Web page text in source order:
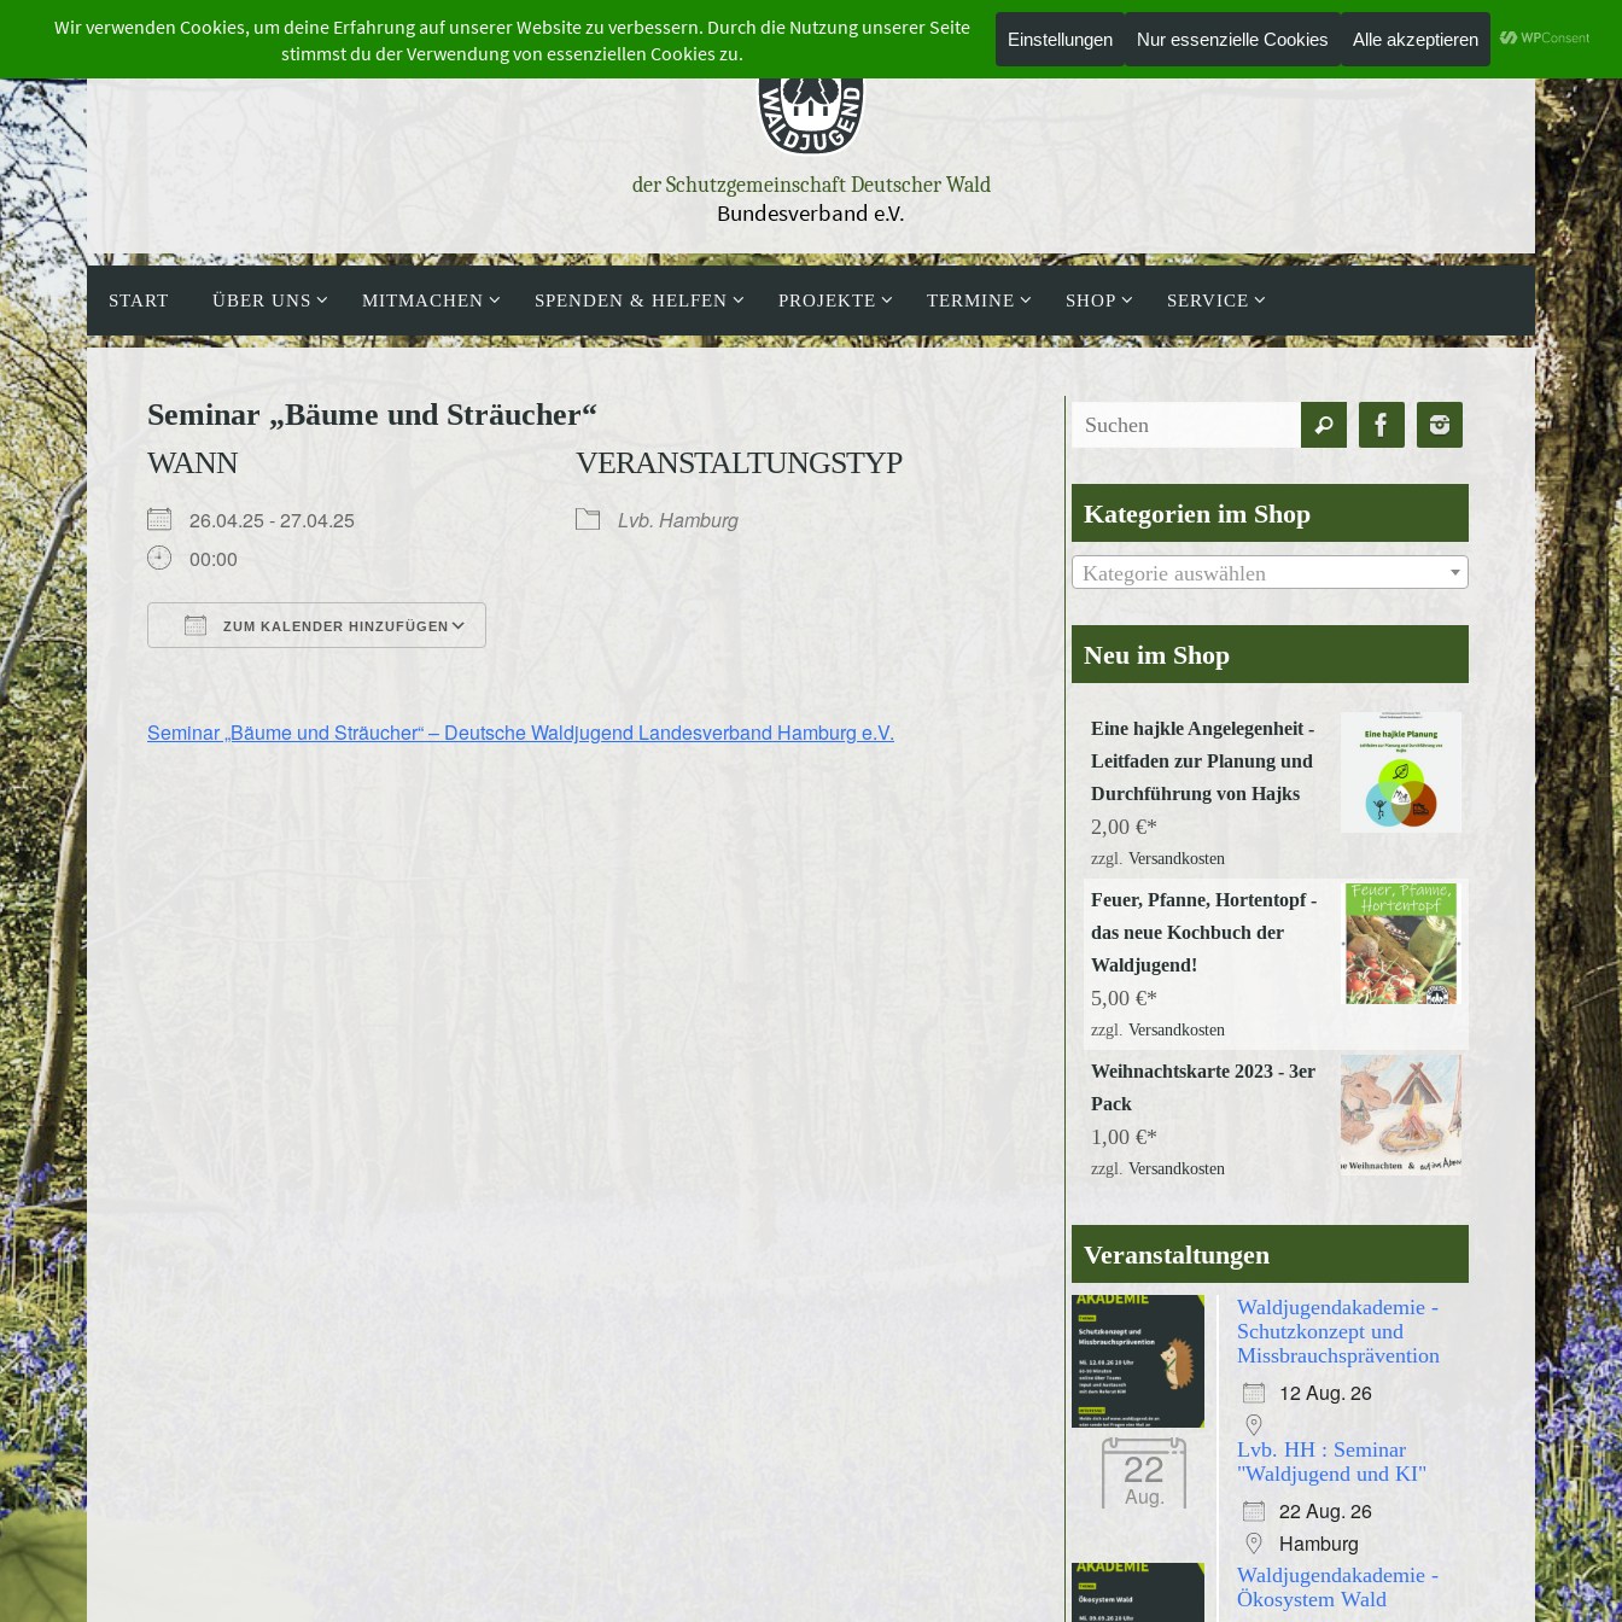
der Schutzgemeinschaft Deutscher Wald
Bundesverband e.V.
Zum
Inhalt
springen
START ÜBER UNS MITMACHEN SPENDEN & HELFEN PROJEKTE TERMINE SHOP SERVICE
Seminar „Bäume und Sträucher“
WANN
26.04.25 - 27.04.25
00:00
ZUM KALENDER HINZUFÜGEN
Office 365 Outlook Live
VERANSTALTUNGSTYP
Lvb. Hamburg
Seminar „Bäume und Sträucher“ – Deutsche Waldjugend Landesverband Hamburg e.V.
Suchen
nach:
Suchen
Kategorien im Shop
Kategorie auswählen
Neu im Shop
Eine hajkle Angelegenheit -
Leitfaden zur Planung und
Durchführung von Hajks
2,00 €
zzgl. Versandkosten
Feuer, Pfanne, Hortentopf -
das neue Kochbuch der
Waldjugend!
5,00 €
zzgl. Versandkosten
Weihnachtskarte 2023 - 3er
Pack
1,00 €
zzgl. Versandkosten
Veranstaltungen
Waldjugendakademie -
Schutzkonzept und
Missbrauchsprävention
12 Aug. 26
22
Aug.
Lvb. HH : Seminar
"Waldjugend und KI"
22 Aug. 26
Hamburg
Waldjugendakademie -
Ökosystem Wald